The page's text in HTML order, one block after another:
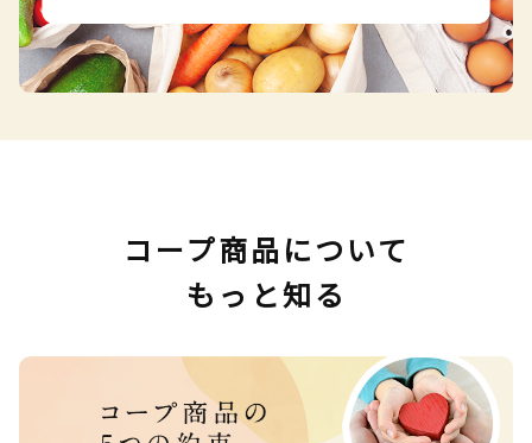
コープ商品について
もっと知る